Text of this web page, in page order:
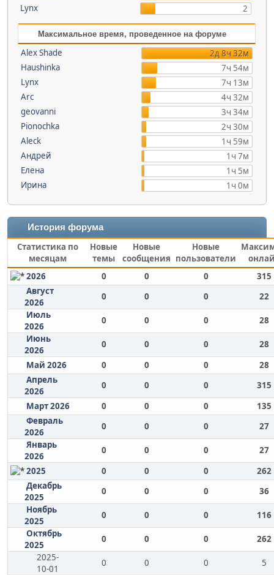
Lynx
2
Максимальное время, проведенное на форуме
Alex Shade
2д 8ч 32м
Haushinka
7ч 54м
Lynx
7ч 13м
Arc
4ч 32м
geovanni
3ч 34м
Pionochka
2ч 30м
Aleck
1ч 59м
Андрей
1ч 7м
Елена
1ч 5м
Ирина
1ч 0м
История форума
Статистика по
месяцам
Новые
темы
Новые
сообщения
Новые
пользователи
2026
0 0 0
315
Август
2026
0 0 0
22
Июль
2026
0 0 0
28
Июнь
2026
0 0 0
28
Май 2026
0 0 0
28
Апрель
2026
0 0 0
315
Март 2026
0 0 0
135
Февраль
2026
0 0 0
27
Январь
2026
0 0 0
27
2025
0 0 0
262
Декабрь
2025
0 0 0
36
Ноябрь
2025
0 0 0
116
Октябрь
2025
0 0 0
262
2025-
10-01
0 0 0
5